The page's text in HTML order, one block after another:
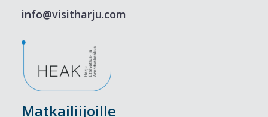
info@visitharju.com
Matkailiijoille